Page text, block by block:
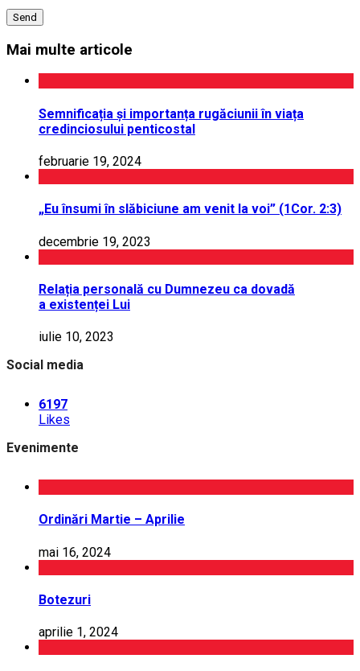
Mai multe articole
Semnificația și importanța rugăciunii în viața
credinciosului penticostal
februarie 19, 2024
„Eu însumi în slăbiciune am venit la voi” (1Cor. 2:3)
decembrie 19, 2023
Relația personală cu Dumnezeu ca dovadă
a existenței Lui
iulie 10, 2023
Social media
6197
Likes
Evenimente
Ordinări Martie – Aprilie
mai 16, 2024
Botezuri
aprilie 1, 2024